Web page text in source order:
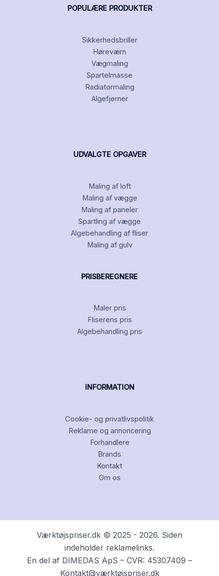
POPULÆRE PRODUKTER
Sikkerhedsbriller
Høreværn
Vægmaling
Spartelmasse
Radiatormaling
Algefjerner
UDVALGTE OPGAVER
Maling af loft
Maling af vægge
Maling af paneler
Spartling af vægge
Algebehandling af fliser
Maling af gulv
PRISBEREGNERE
Maler pris
Fliserens pris
Algebehandling pris
INFORMATION
Cookie- og privatlivspolitik
Reklame og annoncering
Forhandlere
Brands
Kontakt
Om os
Værktøjspriser.dk © 2025 - 2026. Siden
indeholder reklamelinks.
En del af DIMEDAS ApS – CVR: 45307409 –
Kontakt@værktøjspriser.dk